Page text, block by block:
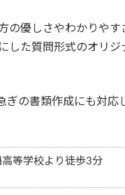
の優しさやわかりやす
した質問形式のオリジ
ぎの書類作成にも対応
等学校より徒歩3分